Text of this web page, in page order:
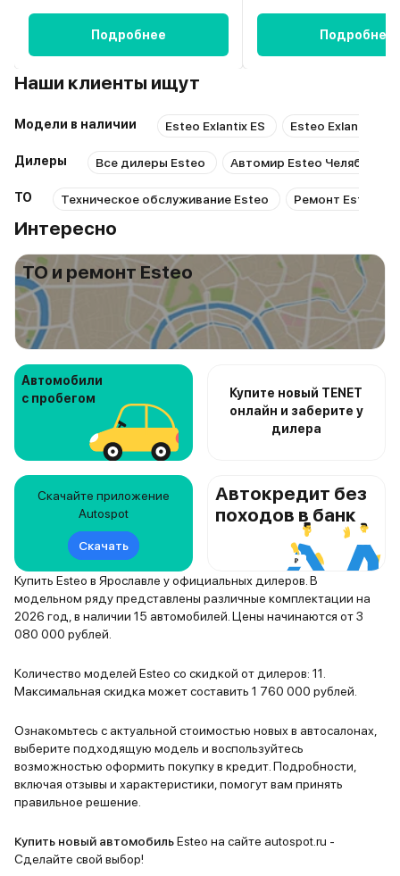
Подробнее Подробнее
Наши клиенты ищут
Модели в наличии Esteo Exlantix ES Esteo Exlantix ET
Дилеры Все дилеры Esteo Автомир Esteo Челябинск
ТО Техническое обслуживание Esteo Ремонт Esteo
Интересно
ТО и ремонт Esteo
Автомобили
с пробегом
Купите новый TENET
онлайн и заберите у
дилера
Скачайте приложение
Autospot
Скачать
Автокредит без
походов в банк
Купить Esteo в Ярославле у официальных дилеров. В
модельном ряду представлены различные комплектации на
2026 год, в наличии 15 автомобилей. Цены начинаются от 3
080 000 рублей.
Количество моделей Esteo со скидкой от дилеров: 11.
Максимальная скидка может составить 1 760 000 рублей.
Ознакомьтесь с актуальной стоимостью новых в автосалонах,
выберите подходящую модель и воспользуйтесь
возможностью оформить покупку в кредит. Подробности,
включая отзывы и характеристики, помогут вам принять
правильное решение.
Купить новый автомобильEsteo на сайте autospot.ru -
Сделайте свой выбор!